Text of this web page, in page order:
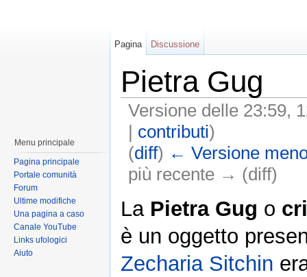
Pietra Gug
Versione delle 23:59,
| contributi)
(diff) ← Versione
più recente → (diff)
La Pietra Gug o
è un oggetto
Zecharia Sitchin
Pagina Discussione
Menu principale
Pagina principale
Portale comunità
Forum
Ultime modifiche
Una pagina a caso
Canale YouTube
Links ufologici
Aiuto